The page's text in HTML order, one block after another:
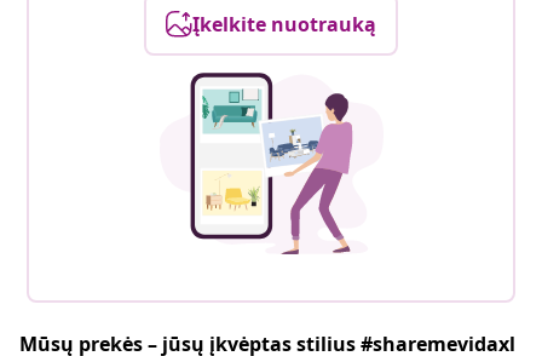
Įkelkite nuotrauką
Mūsų prekės – jūsų įkvėptas stilius #sharemevidaxl